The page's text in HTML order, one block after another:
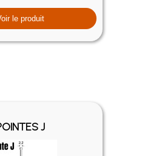
le produit
J